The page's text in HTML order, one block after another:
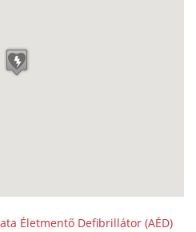
Életmentő Defibrillátor (AÉD)